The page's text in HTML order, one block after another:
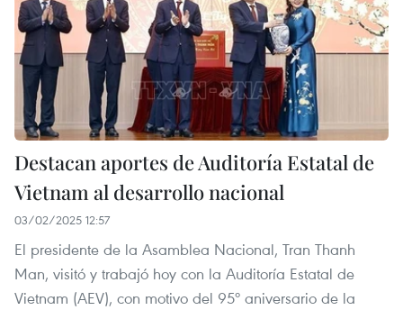
Destacan aportes de Auditoría Estatal de
Vietnam al desarrollo nacional
03/02/2025 12:57
El presidente de la Asamblea Nacional, Tran Thanh
Man, visitó y trabajó hoy con la Auditoría Estatal de
Vietnam (AEV), con motivo del 95º aniversario de la